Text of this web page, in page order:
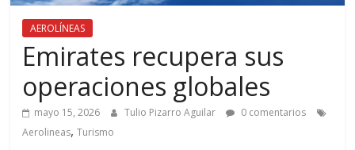
AEROLÍNEAS
Emirates recupera sus
operaciones globales
mayo 15, 2026 Tulio Pizarro Aguilar
0 comentarios
Aerolineas,Turismo